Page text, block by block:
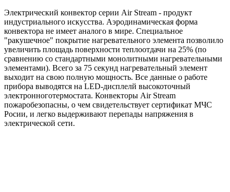
Электрический конвектор серии Air Stream - продукт
индустриального искусства. Аэродинамическая форма
конвектора не имеет аналого в мире. Специальное
"ракушечное" покрытие нагревательного элемента позволило
увеличить площадь поверхности теплоотдачи на 25% (по
сравнению со стандартными монолитными нагревательными
элементами). Всего за 75 секунд нагревательный элемент
выходит на свою полную мощность. Все данные о работе
прибора выводятся на LED-дисплелй высокоточный
электронноготермостата. Конвекторы Air Stream
пожаробезопасны, о чем свидетельствует сертификат МЧС
Росии, и легко выдерживают перепады напряжения в
электрической сети.